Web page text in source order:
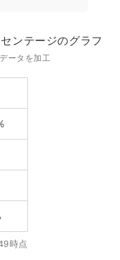
ータを加工
時点